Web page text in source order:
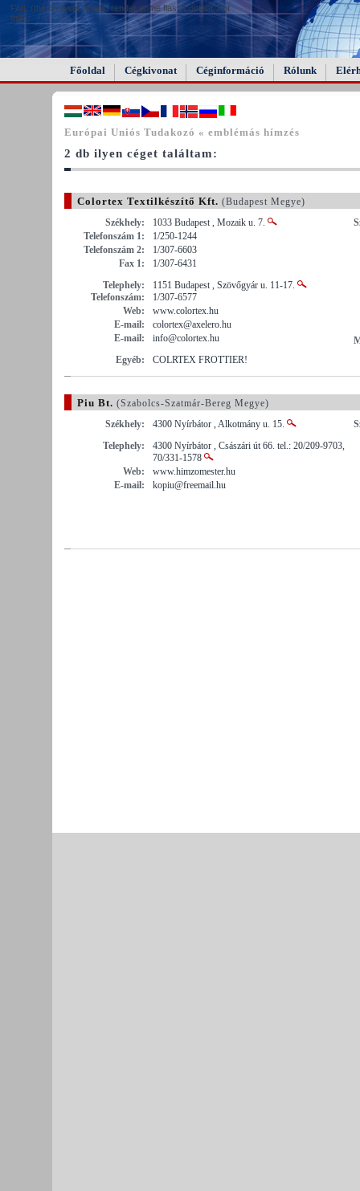
FAIL (the browser should render some flash content, not
this).
Főoldal Cégkivonat Céginformáció Rólunk
Európai Uniós Tudakozó « emblémás hímzés
2 db ilyen céget találtam:
Colortex Textilkészítő Kft. (Budapest Megye)
Székhely:
1033 Budapest , Mozaik u. 7.
Telefonszám 1:
1/250-1244
Telefonszám 2:
1/307-6603
Fax 1:
1/307-6431
Telephely:
1151 Budapest , Szövőgyár u. 11-17.
Telefonszám:
1/307-6577
Web:
www.colortex.hu
E-mail:
colortex@axelero.hu
E-mail:
info@colortex.hu
Egyéb:
COLRTEX FROTTIER!
Piu Bt. (Szabolcs-Szatmár-Bereg Megye)
Székhely:
4300 Nyírbátor , Alkotmány u. 15.
Telephely:
4300 Nyírbátor , Császári út 66. tel.: 20/209-9703,
70/331-1578
Web:
www.himzomester.hu
E-mail:
kopiu@freemail.hu